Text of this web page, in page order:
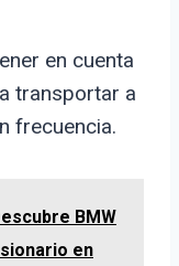
en cuenta
transportar a
frecuencia.
BMW
en